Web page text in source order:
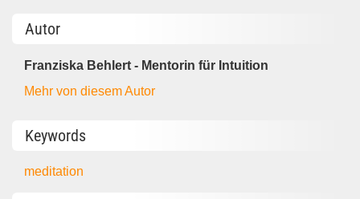
Autor
Franziska Behlert - Mentorin für Intuition
Mehr von diesem Autor
Keywords
meditation